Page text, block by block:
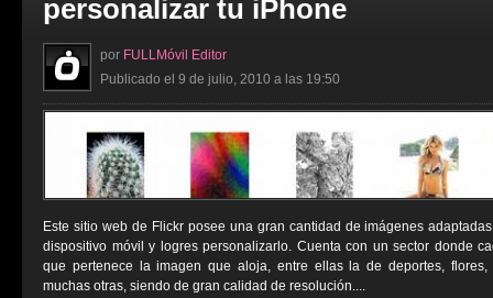
personalizar tu iPhone
por FULLMóvil Editor
Publicado el 9 de julio, 2010 a las 19:50
Este sitio web de Flickr posee una gran cantidad de imágenes
dispositivo móvil y logres personalizarlo. Cuenta con un sector donde
que pertenece la imagen que aloja, entre ellas la de deportes, flores,
muchas otras, siendo de gran calidad de resolución....